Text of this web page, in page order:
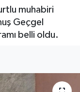
muhabiri
Geçgel
belli oldu.